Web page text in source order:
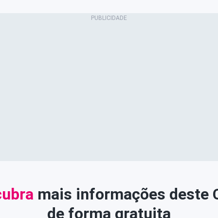
mais informações deste
de forma gratuita